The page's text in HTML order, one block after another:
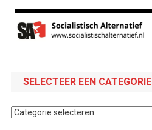
SELECTEER EEN CATEGORIE
Selecteer